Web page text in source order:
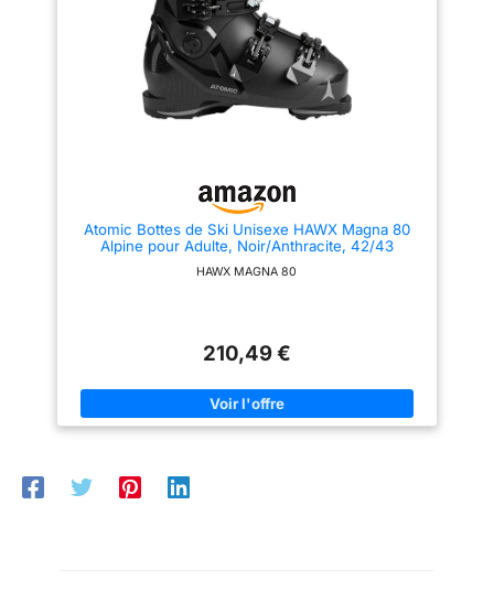
Atomic Bottes de Ski Unisexe HAWX Magna 80
Alpine pour Adulte, Noir/Anthracite, 42/43
HAWX MAGNA 80
210,49 €